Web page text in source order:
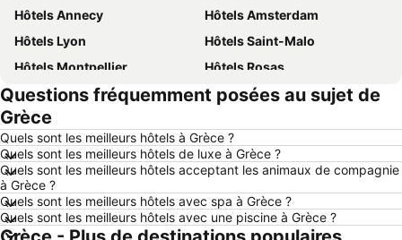
Hôtels Annecy
Hôtels Amsterdam
Hôtels Lyon
Hôtels Saint-Malo
Hôtels Montpellier
Hôtels Rosas
Hôtels Istanbul
Hôtels New York
Hôtels Sousse
Hôtels Lloret de Mar
Hôtels Cannes
Hôtels Lisbonne
Hôtels Deauville
Hôtels Bruxelles
Hôtels Minorque
Hôtels Normandie
Hôtels France
Questions fréquemment posées au sujet de
Grèce
Quels sont les meilleurs hôtels à Grèce ?
Quels sont les meilleurs hôtels de luxe à Grèce ?
Quels sont les meilleurs hôtels acceptant les animaux de compagnie
à Grèce ?
Quels sont les meilleurs hôtels avec spa à Grèce ?
Quels sont les meilleurs hôtels avec une piscine à Grèce ?